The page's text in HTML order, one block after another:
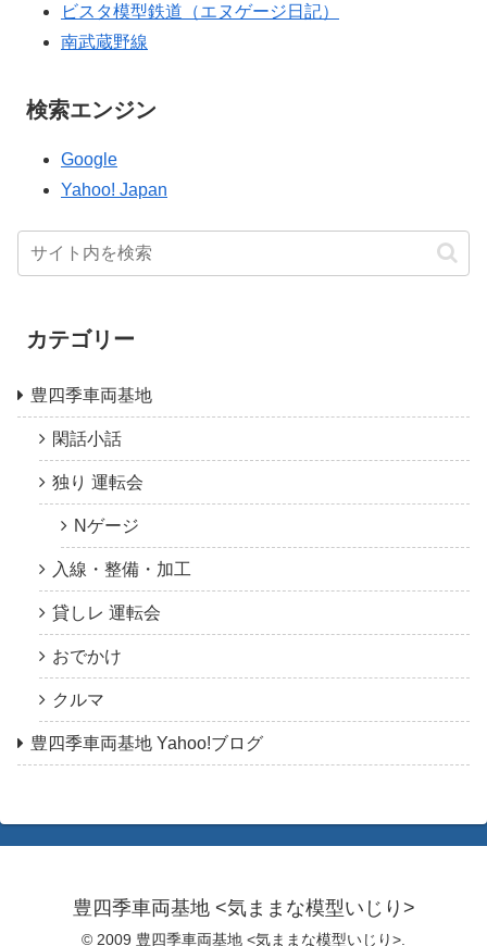
ビスタ模型鉄道（エヌゲージ日記）
南武蔵野線
検索エンジン
Google
Yahoo! Japan
カテゴリー
豊四季車両基地
閑話小話
独り 運転会
Nゲージ
入線・整備・加工
貸しレ 運転会
おでかけ
クルマ
豊四季車両基地 Yahoo!ブログ
豊四季車両基地 <気ままな模型いじり>
© 2009 豊四季車両基地 <気ままな模型いじり>.